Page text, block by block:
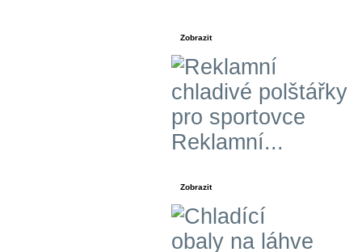
Zobrazit
Reklamní...
Zobrazit